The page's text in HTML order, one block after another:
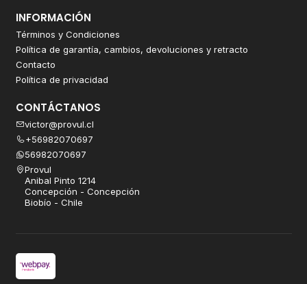
INFORMACIÓN
Términos y Condiciones
Política de garantía, cambios, devoluciones y retracto
Contacto
Política de privacidad
CONTÁCTANOS
victor@provul.cl
+56982070697
56982070697
Provul
Anibal Pinto 1214
Concepción - Concepción
Biobío - Chile